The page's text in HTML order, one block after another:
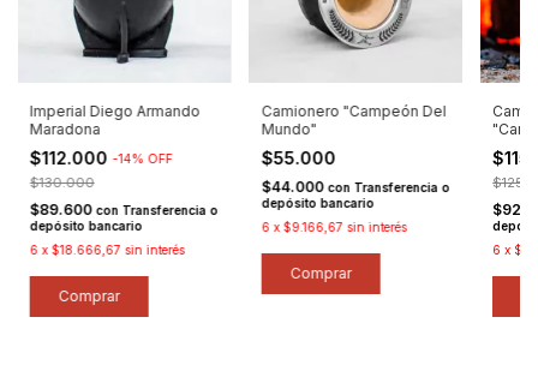
Imperial Diego Armando
Maradona
$112.000 -14% OFF
$130.000
$89.600 con Transferencia o
depósito bancario
6 x $18.666,67 sin interés
Comprar
Camionero "Campeón Del
Mundo"
$55.000
$44.000 con Transferencia o
depósito bancario
6 x $9.166,67 sin interés
Comprar
6 x